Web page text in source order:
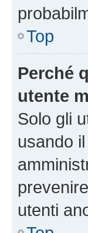
Top
Perché
utente
Solo gli
usando
utenti